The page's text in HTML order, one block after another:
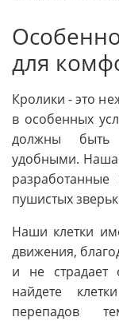
для
Кролики - это
в особенных
должны быть
удобными. Наша
пушистых
Наши клетки
движения,
и не страдает
найдете
перепадов